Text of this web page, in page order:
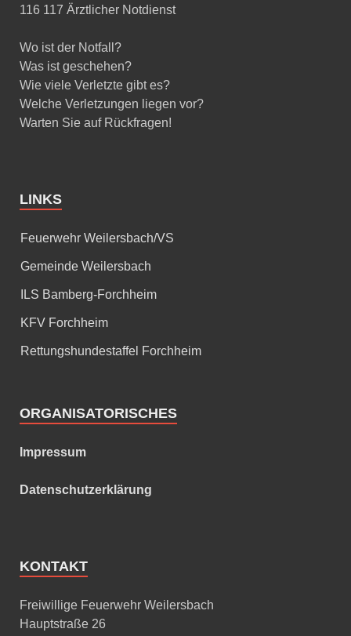
116 117 Ärztlicher Notdienst
Wo ist der Notfall?
Was ist geschehen?
Wie viele Verletzte gibt es?
Welche Verletzungen liegen vor?
Warten Sie auf Rückfragen!
LINKS
Feuerwehr Weilersbach/VS
Gemeinde Weilersbach
ILS Bamberg-Forchheim
KFV Forchheim
Rettungshundestaffel Forchheim
ORGANISATORISCHES
Impressum
Datenschutzerklärung
KONTAKT
Freiwillige Feuerwehr Weilersbach
Hauptstraße 26